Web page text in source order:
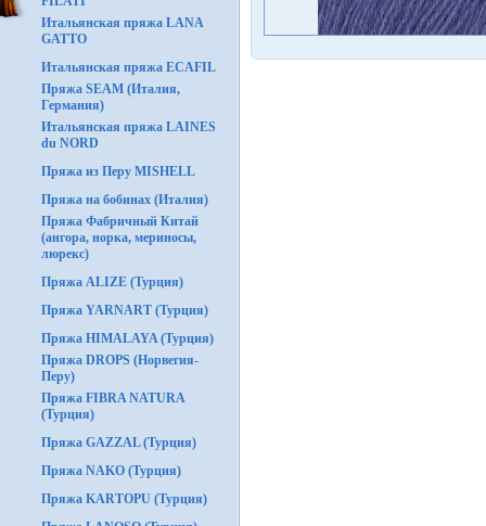
Итальянская пряжа LANA
GATTO
Итальянская пряжа ECAFIL
Пряжа SEAM (Италия,
Германия)
Итальянская пряжа LAINES
du NORD
Пряжа из Перу MISHELL
Пряжа на бобинах (Италия)
Пряжа Фабричный Китай
(ангора, норка, мериносы,
люрекс)
Пряжа ALIZE (Турция)
Пряжа YARNART (Турция)
Пряжа HIMALAYA (Турция)
Пряжа DROPS (Норвегия-
Перу)
Пряжа FIBRA NATURA
(Турция)
Пряжа GAZZAL (Турция)
Пряжа NAKO (Турция)
Пряжа KARTOPU (Турция)